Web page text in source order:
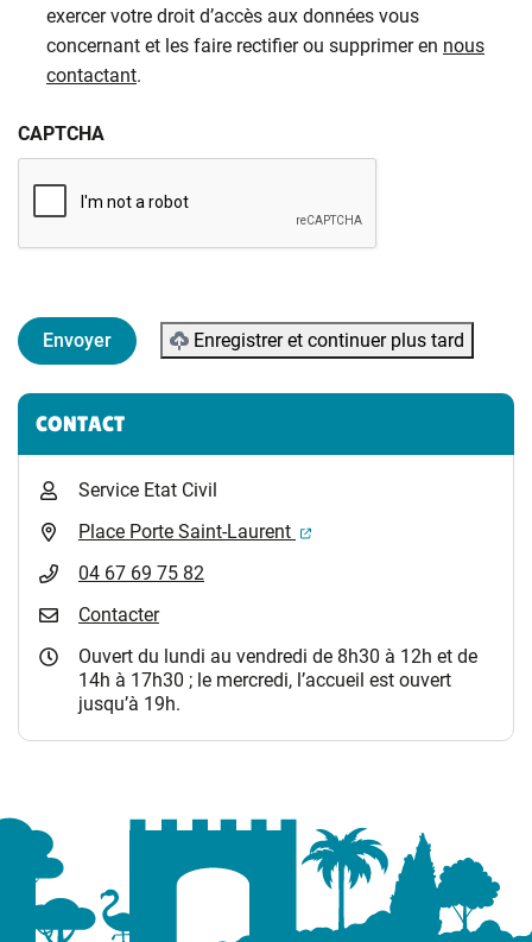
exercer votre droit d’accès aux données vous
concernant et les faire rectifier ou supprimer en nous
contactant.
CAPTCHA
Enregistrer et continuer plus tard
Informations complémentaires
CONTACT
Service Etat Civil
Place Porte Saint-Laurent
(ouverture dans un
04 67 69 75 82
Contacter
Ouvert du lundi au vendredi de 8h30 à 12h et de
14h à 17h30 ; le mercredi, l’accueil est ouvert
jusqu’à 19h.